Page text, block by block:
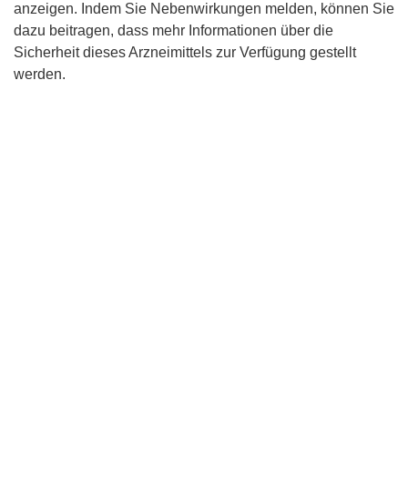
anzeigen. Indem Sie Nebenwirkungen melden, können Sie
dazu beitragen, dass mehr Informationen über die
Sicherheit dieses Arzneimittels zur Verfügung gestellt
werden.